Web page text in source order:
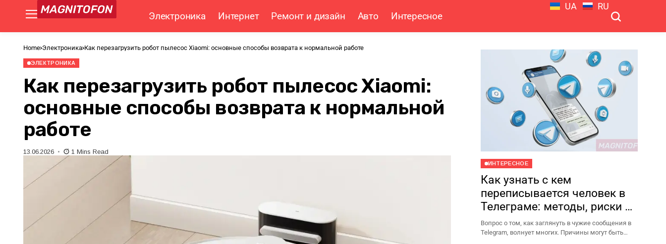
Электроника Интернет Ремонт и дизайн Авто Интересное
UA RU
Home Электроника Как перезагрузить робот пылесос Xiaomi: основные способы возврата к нормальной работе
ЭЛЕКТРОНИКА
Как перезагрузить робот пылесос Xiaomi:
основные способы возврата к нормальной
работе
13.06.2026 1 Mins Read
ИНТЕРЕСНОЕ
Как узнать с кем
переписывается человек в
Телеграме: методы, риски и
почему это плохая идея
Вопрос о том, как заглянуть в чужие сообщения в
Telegram, волнует многих. Причины могут быть